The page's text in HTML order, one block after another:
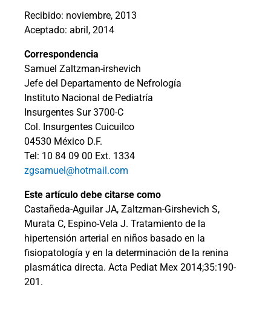
Recibido: noviembre, 2013
Aceptado: abril, 2014
Correspondencia
Samuel Zaltzman-irshevich
Jefe del Departamento de Nefrología
Instituto Nacional de Pediatría
Insurgentes Sur 3700-C
Col. Insurgentes Cuicuilco
04530 México D.F.
Tel: 10 84 09 00 Ext. 1334
zgsamuel@hotmail.com
Este artículo debe citarse como
Castañeda-Aguilar JA, Zaltzman-Girshevich S,
Murata C, Espino-Vela J. Tratamiento de la
hipertensión arterial en niños basado en la
fisiopatología y en la determinación de la renina
plasmática directa. Acta Pediat Mex 2014;35:190-
201.